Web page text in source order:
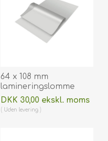
64 x 108 mm
lamineringslomme
blank/klar 175
micron/my til
varmlaminering 100
DKK 30,00 ekskl. moms
Uden levering